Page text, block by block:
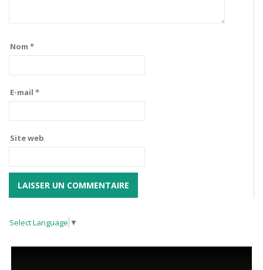
Nom *
E-mail *
Site web
Select Language ▼